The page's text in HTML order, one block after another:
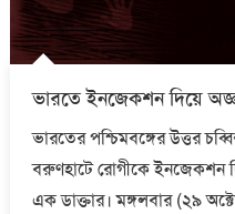
ভারতে ইনজেকশন দিয়ে
ভারতের পশ্চিমবঙ্গের উত্তর
বরুণহাটে রোগীকে ইনজেকশন
এক ডাক্তার। মঙ্গলবার (২৯